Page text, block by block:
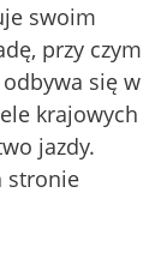
swoim
przy czym
się w
krajowych
jazdy.
stronie